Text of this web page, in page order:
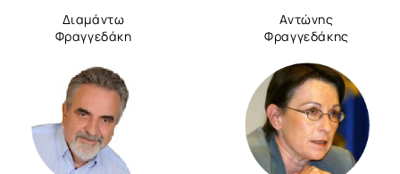
Διαμάντω
Φραγγεδάκη
Αντώνης
Φραγγεδάκης